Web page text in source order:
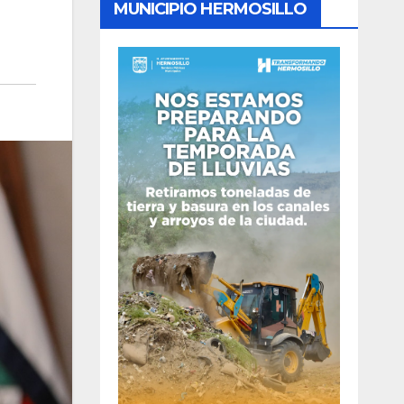
MUNICIPIO HERMOSILLO